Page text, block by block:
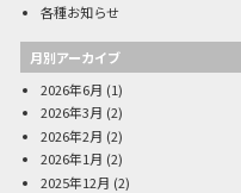
各種お知らせ
月別アーカイブ
2026年6月 (1)
2026年3月 (2)
2026年2月 (2)
2026年1月 (2)
2025年12月 (2)